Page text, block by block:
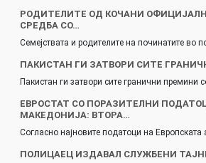
РОДИТЕЛИТЕ ОД КОЧАНИ
СРЕДБА СО…
Семејствата и родителите на починатите во
ПАКИСТАН ГИ ЗАТВОРИ СИТЕ
Пакистан ги затвори сите гранични премини
ЕВРОСТАТ СО ПОРАЗИТЕЛНИ
МАКЕДОНИЈА: ВТОРА…
Согласно најновите податоци на Европската
ПОЛИЦАЕЦ ИЗДАВАЛ СЛУЖБЕНИ